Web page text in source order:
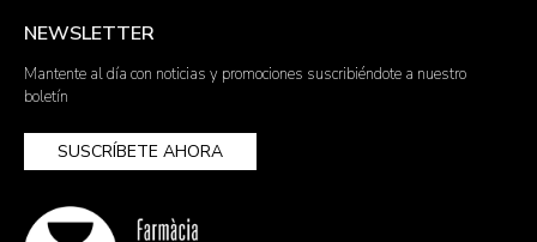
NEWSLETTER
Mantente al día con noticias y promociones suscribiéndote a nuestro
boletín
SUSCRÍBETE AHORA